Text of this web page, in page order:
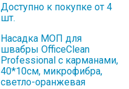
Доступно к покупке от 4
шт.
Насадка МОП для
швабры OfficeClean
Professional с карманами,
40*10см, микрофибра,
светло-оранжевая